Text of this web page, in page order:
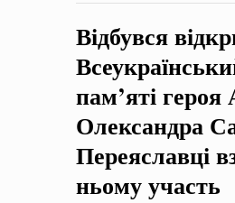
на період 2018 – 2020 роки
проектів-
Відбувся
пам’яті
Олександра
Переяславці
ньому участь